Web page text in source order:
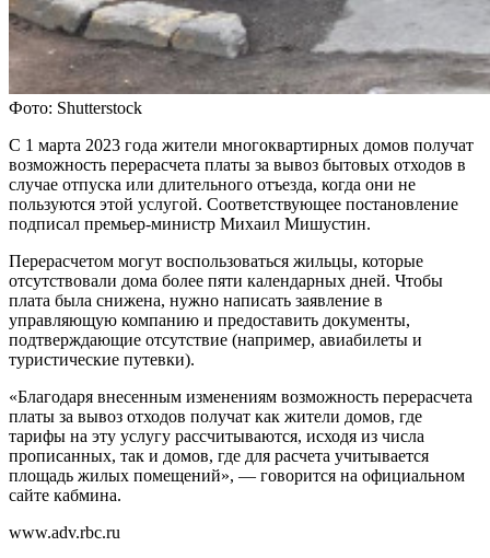
Фото: Shutterstock
С 1 марта 2023 года жители многоквартирных домов получат
возможность перерасчета платы за вывоз бытовых отходов в
случае отпуска или длительного отъезда, когда они не
пользуются этой услугой. Соответствующее постановление
подписал премьер-министр Михаил Мишустин.
Перерасчетом могут воспользоваться жильцы, которые
отсутствовали дома более пяти календарных дней. Чтобы
плата была снижена, нужно написать заявление в
управляющую компанию и предоставить документы,
подтверждающие отсутствие (например, авиабилеты и
туристические путевки).
«Благодаря внесенным изменениям возможность перерасчета
платы за вывоз отходов получат как жители домов, где
тарифы на эту услугу рассчитываются, исходя из числа
прописанных, так и домов, где для расчета учитывается
площадь жилых помещений», — говорится на официальном
сайте кабмина.
www.adv.rbc.ru